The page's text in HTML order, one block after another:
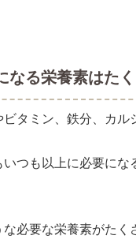
なる栄養素はた
タミン、鉄分、カル
つも以上に必要にな
必要な栄養素がたく